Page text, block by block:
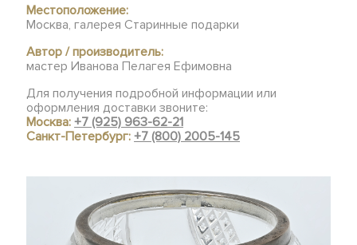
Местоположение:
Москва, галерея Старинные подарки
Автор / производитель:
мастер Иванова Пелагея Ефимовна
Для получения подробной информации или
оформления доставки звоните:
Москва:+7 (925) 963-62-21
Санкт-Петербург:+7 (800) 2005-145